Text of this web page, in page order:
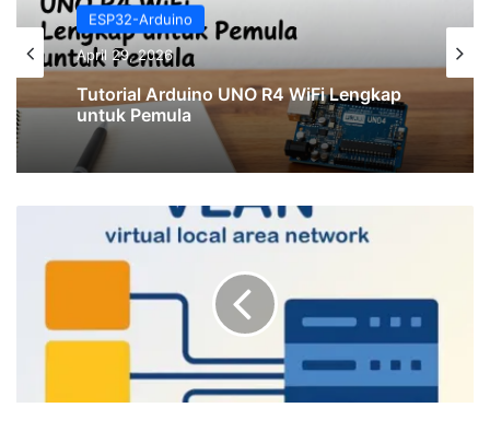
ESP32-Arduino
April 29, 2026
Tutorial Arduino UNO R4 WiFi Lengkap
untuk Pemula
ESP32-Arduino
February 25, 2026
KOMUNIKASI I²C MENGGUNAKAN 2
ARDUINO UNO
Konfigurasi
InterVLAN
Cisco